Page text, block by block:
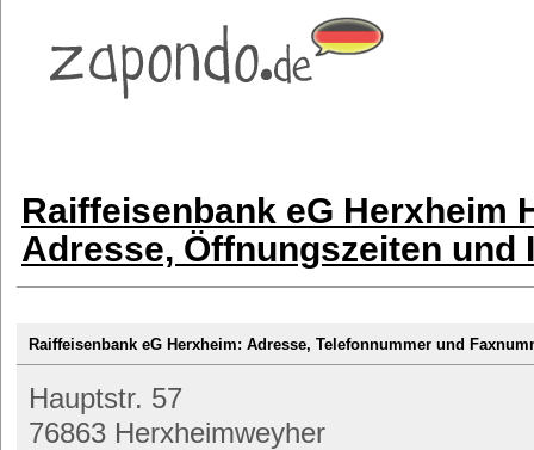
Raiffeisenbank eG Herxheim
Adresse, Öffnungszeiten und
Raiffeisenbank eG Herxheim: Adresse, Telefonnummer und
Hauptstr. 57
76863 Herxheimweyher